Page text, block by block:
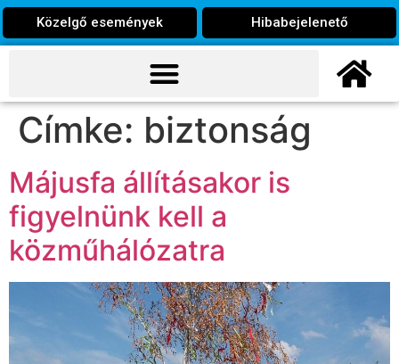
Közelgő események Hibabejelenető
Címke: biztonság
Májusfa állításakor is
figyelnünk kell a
közműhálózatra